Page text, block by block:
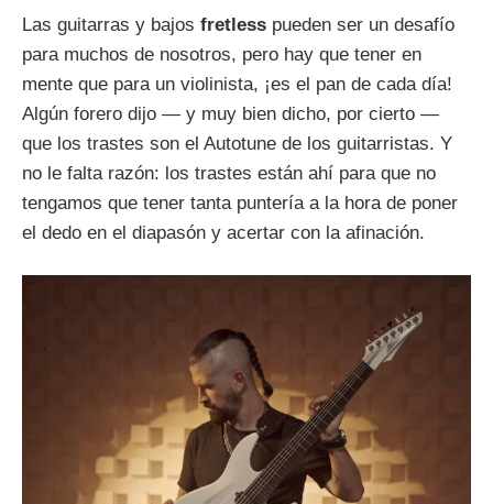
Las guitarras y bajos fretless pueden ser un desafío
para muchos de nosotros, pero hay que tener en
mente que para un violinista, ¡es el pan de cada día!
Algún forero dijo — y muy bien dicho, por cierto —
que los trastes son el Autotune de los guitarristas. Y
no le falta razón: los trastes están ahí para que no
tengamos que tener tanta puntería a la hora de poner
el dedo en el diapasón y acertar con la afinación.